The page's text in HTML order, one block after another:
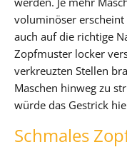
voluminöser
auch auf die richtige
Zopfmuster locker
verkreuzten Stellen
Maschen hinweg zu
würde das Gestrick
Schmales